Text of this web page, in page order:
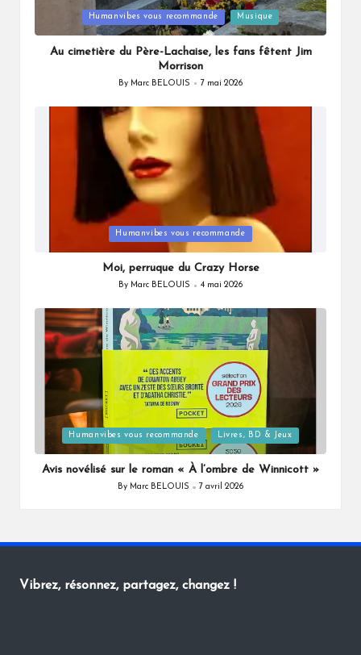
in
Humanvibes vous recommande Musique
Au cimetière du Père-Lachaise, les fans fêtent Jim
Morrison
Posted
By Marc BELOUIS 7 mai 2026
in
Humanvibes vous recommande
Moi, perruque du Crazy Horse
Posted
By Marc BELOUIS 4 mai 2026
Posted
in
Humanvibes vous recommande Livres, BD & Jeux
Avis novélisé sur le roman « À l’ombre de Winnicott »
Posted
By Marc BELOUIS 7 avril 2026
Vibrez, résonnez, partagez, changez !